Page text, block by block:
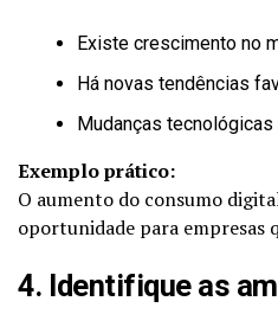
Existe crescimento no
Há novas tendências
Mudanças tecnológicas
Exemplo prático:
O aumento do consumo
oportunidade para empresas
4. Identifique as